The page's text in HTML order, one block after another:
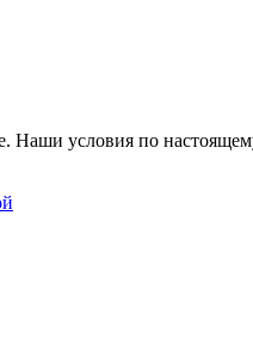
условия по